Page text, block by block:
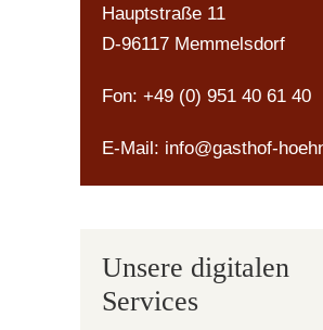
Hauptstraße 11
D-96117 Memmelsdorf
Fon: +49 (0) 951 40 61 40
E-Mail: info@gasthof-
Unsere digitalen
Services